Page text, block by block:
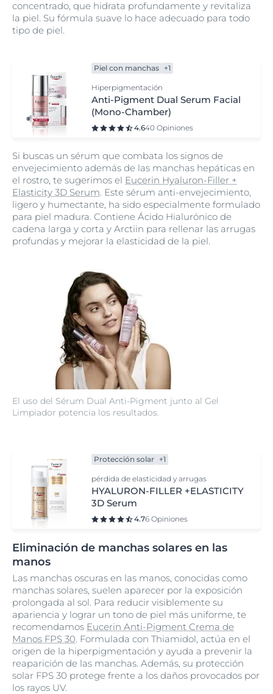
concentrado, que hidrata profundamente y revitaliza
la piel. Su fórmula suave lo hace adecuado para todo
tipo de piel.
Piel con manchas +1
Hiperpigmentación
Anti-Pigment Dual Serum Facial
(Mono-Chamber)
4.640 Opiniones
El uso del Sérum Dual Anti-Pigment junto al Gel
Limpiador potencia los resultados.
Si buscas un sérum que combata los signos de
envejecimiento además de las manchas hepáticas en
el rostro, te sugerimos el Eucerin Hyaluron-Filler +
Elasticity 3D Serum. Este sérum anti-envejecimiento,
ligero y humectante, ha sido especialmente formulado
para piel madura. Contiene Ácido Hialurónico de
cadena larga y corta y Arctiin para rellenar las arrugas
profundas y mejorar la elasticidad de la piel.
Protección solar +1
pérdida de elasticidad y arrugas
HYALURON-FILLER +ELASTICITY
3D Serum
4.76 Opiniones
Eliminación de manchas solares en las
manos
Las manchas oscuras en las manos, conocidas como
manchas solares, suelen aparecer por la exposición
prolongada al sol. Para reducir visiblemente su
apariencia y lograr un tono de piel más uniforme, te
recomendamos Eucerin Anti-Pigment Crema de
Manos FPS 30. Formulada con Thiamidol, actúa en el
origen de la hiperpigmentación y ayuda a prevenir la
reaparición de las manchas. Además, su protección
solar FPS 30 protege frente a los daños provocados por
los rayos UV.